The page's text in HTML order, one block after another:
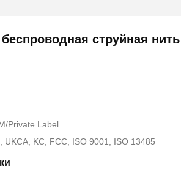
струйная
Private Label
KC, FCC, ISO 9001, ISO 13485